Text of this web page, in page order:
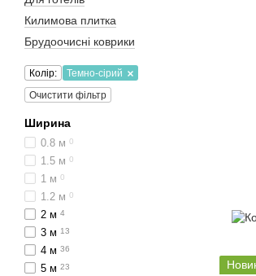
Килимова плитка
Брудоочисні коврики
Колір:
Темно-сірий
Очистити фільтр
Ширина
0.8 м 0
1.5 м 0
1 м 0
1.2 м 0
2 м 4
3 м 13
4 м 36
5 м 23